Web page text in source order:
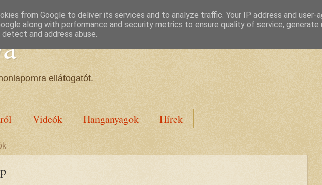
ellátogatót.
Videók Hanganyagok Hírek
from Google to deliver its services and to analyze traffic. Your IP address and user-
along with performance and security metrics to ensure quality of service, generate
and address abuse.